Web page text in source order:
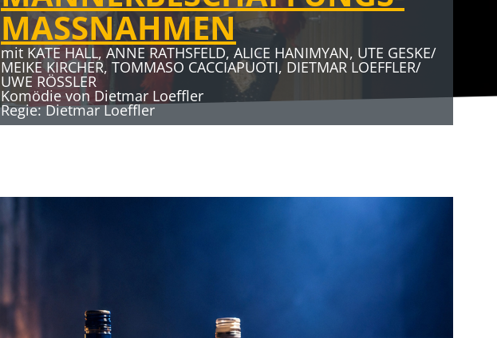
MASSNAHMEN
mit KATE HALL, ANNE RATHSFELD, ALICE HANIMYAN, UTE GESKE/
MEIKE KIRCHER, TOMMASO CACCIAPUOTI, DIETMAR LOEFFLER/
UWE RÖSSLER
Komödie von Dietmar Loeffler
Regie: Dietmar Loeffler